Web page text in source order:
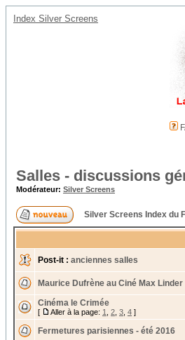
Index Silver Screens
Salles - discussions
Modérateur: Silver Screens
Silver Screens Index du
Post-it : anciennes salles
Maurice Dufrène au Ciné Max
Cinéma le Crimée
[ Aller à la page: 1 2 3 4 ]
Fermetures parisiennes - été 2016